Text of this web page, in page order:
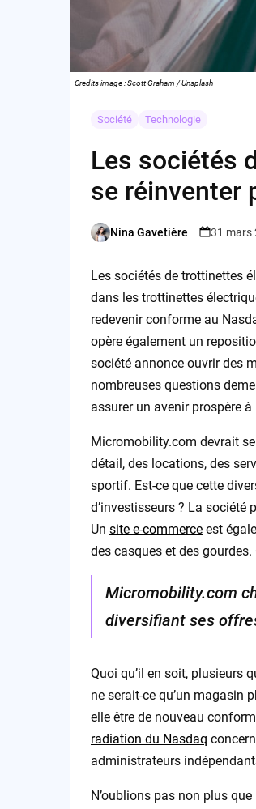
Credits image : Scott Graham / Unsplash
Société Technologie
Les sociétés
se réinventer
Posted
Nina Gavetière 31 mars
Les sociétés de trottinettes
dans les trottinettes
redevenir conforme au
opère également un
société annonce ouvrir des
nombreuses questions
assurer un avenir prospère à
Micromobility.com devrait
détail, des locations, des
sportif. Est-ce que cette
d’investisseurs ? La société
Un site e-commerceest
des casques et des
Micromobility.com
diversifiant ses
Quoi qu’il en soit, plusieurs
ne serait-ce qu’un magasin
elle être de nouveau
radiation du Nasdaq
administrateurs
N’oublions pas non plus